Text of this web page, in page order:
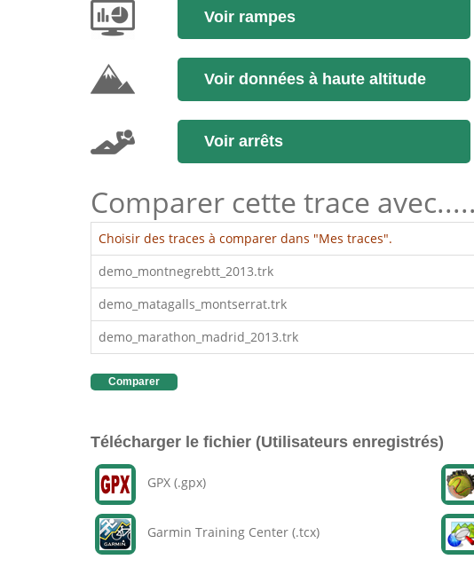
Voir rampes
Voir données à haute altitude
Voir arrêts
Comparer cette trace
Choisir des traces à comparer dans "Mes traces".
demo_montnegrebtt_2013.trk
demo_matagalls_montserrat.trk
demo_marathon_madrid_2013.trk
Comparer
Télécharger le fichier (Utilisateurs enregistrés)
GPX (.gpx)
Garmin Training Center (.tcx)